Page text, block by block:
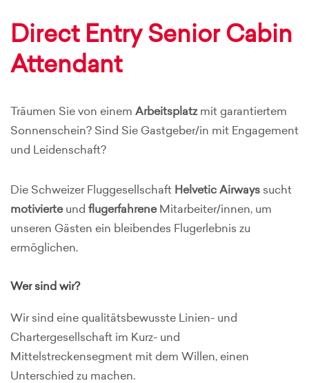
Direct Entry Senior Cabin
Attendant
Träumen Sie von einem Arbeitsplatz mit garantiertem
Sonnenschein? Sind Sie Gastgeber/in mit Engagement
und Leidenschaft?
Die Schweizer Fluggesellschaft Helvetic Airways sucht
motivierte und flugerfahrene Mitarbeiter/innen, um
unseren Gästen ein bleibendes Flugerlebnis zu
ermöglichen.
Wer sind wir?
Wir sind eine qualitätsbewusste Linien- und
Chartergesellschaft im Kurz- und
Mittelstreckensegment mit dem Willen, einen
Unterschied zu machen.